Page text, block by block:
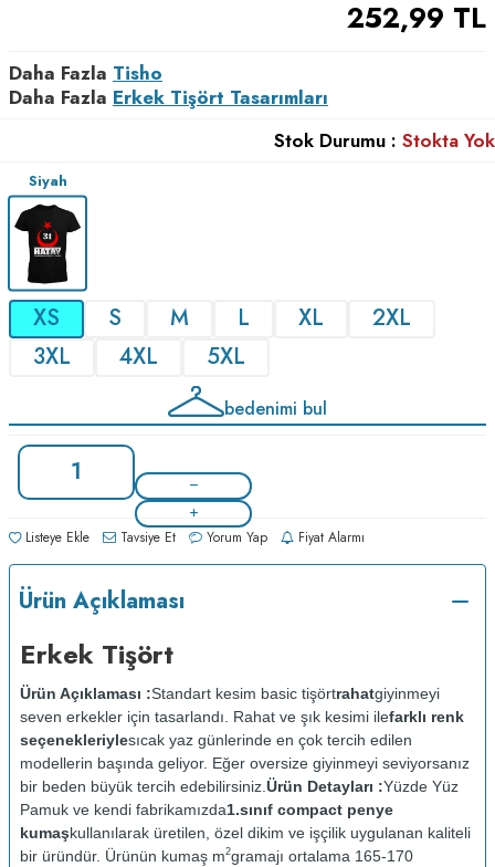
252,99 TL
Daha Fazla Tisho
Daha Fazla Erkek Tişört Tasarımları
Stok Durumu : Stokta Yok
Siyah
XS S M L XL
2XL
3XL
4XL 5XL
bedenimi bul
Listeye Ekle Tavsiye Et Yorum Yap Fiyat Alarmı
Ürün Açıklaması
Erkek Tişört
Ürün Açıklaması :Standart kesim basic tişörtrahatgiyinmeyi
seven erkekler için tasarlandı. Rahat ve şık kesimi ilefarklı renk
seçenekleriylesıcak yaz günlerinde en çok tercih edilen
modellerin başında geliyor. Eğer oversize giyinmeyi seviyorsanız
bir beden büyük tercih edebilirsiniz. Ürün Detayları :Yüzde Yüz
Pamuk ve kendi fabrikamızda1.sınıf compact penye
kumaşkullanılarak üretilen, özel dikim ve işçilik uygulanan kaliteli
bir üründür. Ürünün kumaş m2gramajı ortalama 165-170